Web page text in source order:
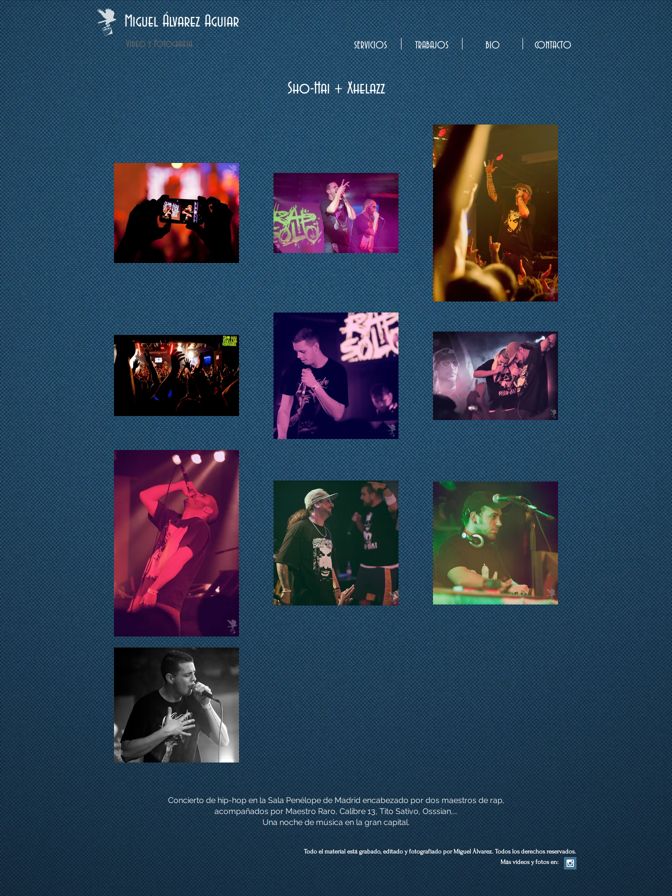
Miguel Álvarez Aguiar
Vídeo y Fotografía SERVICIOS TRABAJOS BIO CONTACTO
Sho-Hai + Xhelazz
Concierto de hip-hop en la Sala Penélope de Madridencabezado por dos maestros de rap,
acompañados por Maestro Raro,Calibre 13, Tito Sativo, Osssian,...
Una noche de música en la gran capital.
Todo el material está grabado, editado y fotografiado por Miguel Álvarez.Todos los derechos reservados.
Más vídeos y fotos en: